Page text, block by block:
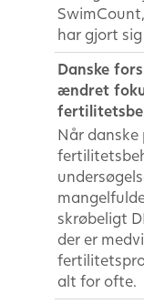
har gjort
Danske
ændret
Når danske
skrøbeligt
der er
alt for ofte.